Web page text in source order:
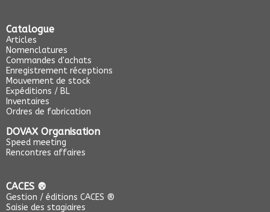
Catalogue
Articles
Nomenclatures
Commandes d'achats
Enregistrement réceptions
Mouvement de stock
Expéditions / BL
Inventaires
Ordres de fabrication
DOVAX Organisation
Speed meeting
Rencontres affaires
CACES ®
Gestion / éditions CACES ®
Saisie des stagiaires